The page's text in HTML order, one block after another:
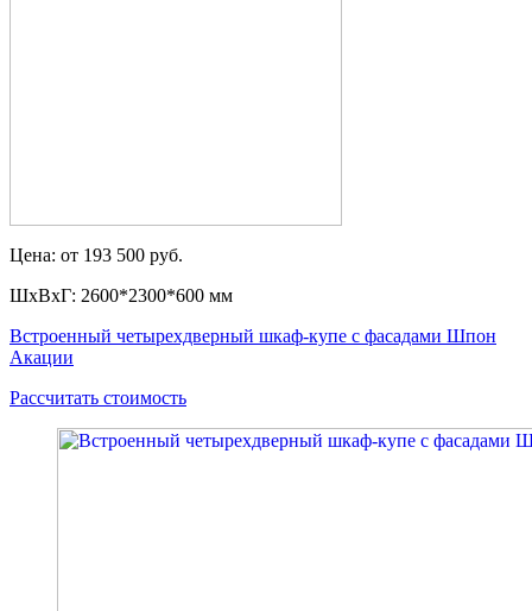
Цена: от 193 500 руб.
ШxВxГ: 2600*2300*600 мм
Встроенный четырехдверный шкаф-купе с фасадами Шпон
Акации
Рассчитать стоимость